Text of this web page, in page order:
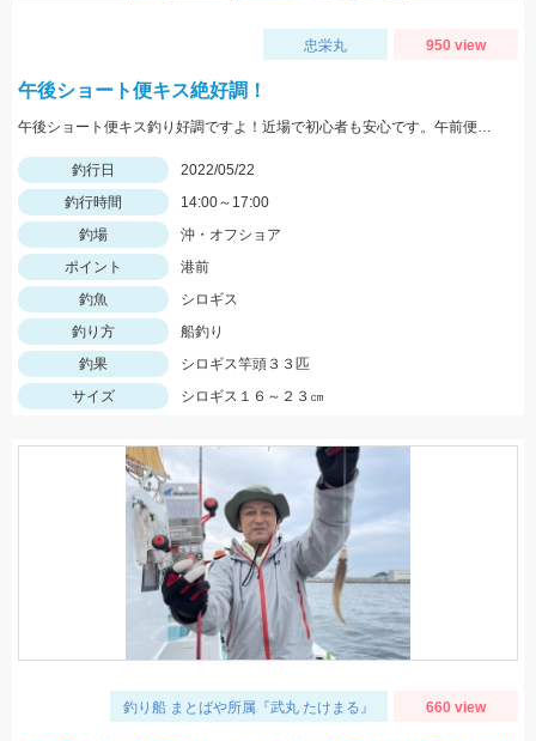
忠栄丸 950 view
午後ショート便キス絶好調！
午後ショート便キス釣り好調ですよ！近場で初心者も安心です。午前便ではイサキ釣りへ出船中！
釣行日
2022/05/22
釣行時間
14:00～17:00
釣場
沖・オフショア
ポイント
港前
釣魚
シロギス
釣り方
船釣り
釣果
シロギス竿頭３３匹
サイズ
シロギス１６～２３㎝
釣り船 まとばや所属『武丸 たけまる』 660 view